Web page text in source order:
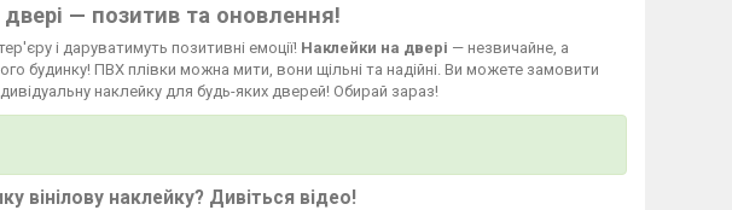
— позитив та оновлення!
і даруватимуть позитивні емоції! Наклейки на двері — незвичайне, а
будинку! ПВХ плівки можна мити, вони щільні та надійні. Ви можете замовити
наклейку для будь-яких дверей! Обирай зараз!
вінілову наклейку? Дивіться відео!